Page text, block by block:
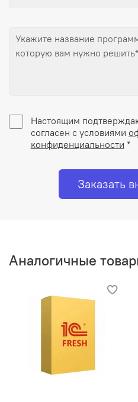
Настоящим
согласен с условиями
конфиденциальности *
Заказать
Аналогичные